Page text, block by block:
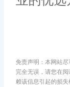
免责声明：本网站
完全无误，请您在
赖该信息引起的损